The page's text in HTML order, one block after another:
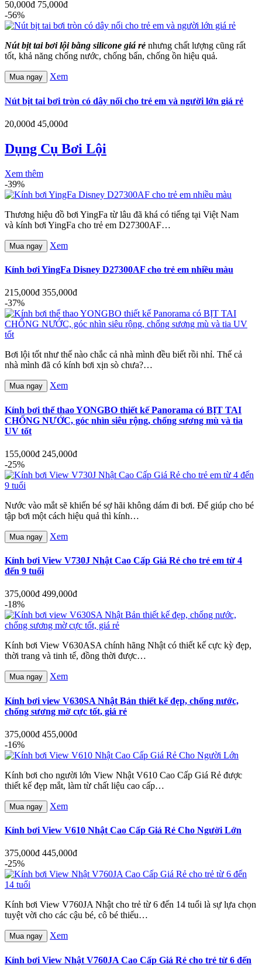
50,000đ 75,000đ
-56%
Nút bịt tai bơi lội bằng silicone giá rẻ nhưng chất lượng cũng rất
tốt, khả năng chống nước, chống bẩn, chống ồn hiệu quả.
Mua ngay Xem
Nút bịt tai bơi tròn có dây nối cho trẻ em và người lớn giá rẻ
20,000đ 45,000đ
Dụng Cụ Bơi Lội
Xem thêm
-39%
Thương hiệu đồ bơi YingFa từ lâu đã khá có tiếng tại Việt Nam
và kính bơi YingFa cho trẻ em D27300AF…
Mua ngay Xem
Kính bơi YingFa Disney D27300AF cho trẻ em nhiều màu
215,000đ 355,000đ
-37%
Bơi lội tốt như thế nào chắc cả nhà mình đều biết rồi nhỉ. Thế cả
nhà mình đã có kính bơi xịn sò chưa?…
Mua ngay Xem
Kính bơi thể thao YONGBO thiết kế Panorama có BỊT TAI
CHỐNG NƯỚC, góc nhìn siêu rộng, chống sương mù và tia
UV tốt
155,000đ 245,000đ
-25%
Nước vào mắt sẽ khiến bé sợ hãi không dám đi bơi. Để giúp cho bé
tập bơi một cách hiệu quả thì kính…
Mua ngay Xem
Kính bơi View V730J Nhật Cao Cấp Giá Rẻ cho trẻ em từ 4
đến 9 tuổi
375,000đ 499,000đ
-18%
Kính bơi View V630ASA chính hãng Nhật có thiết kế cực kỳ đẹp,
thời trang và tinh tế, đồng thời được…
Mua ngay Xem
Kính bơi view V630SA Nhật Bản thiết kế đẹp, chống nước,
chống sương mờ cực tốt, giá rẻ
375,000đ 455,000đ
-16%
Kính bơi cho người lớn View Nhật V610 Cao Cấp Giá Rẻ được
thiết kế đẹp mắt, làm từ chất liệu cao cấp…
Mua ngay Xem
Kính bơi View V610 Nhật Cao Cấp Giá Rẻ Cho Người Lớn
375,000đ 445,000đ
-25%
Kính bơi View V760JA Nhật cho trẻ từ 6 đến 14 tuổi là sự lựa chọn
tuyệt vời cho các cậu bé, cô bé thiếu…
Mua ngay Xem
Kính bơi View Nhật V760JA Cao Cấp Giá Rẻ cho trẻ từ 6 đến